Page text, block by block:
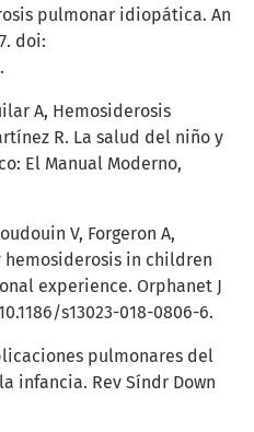
pulmonar idiopática. An
doi:
A, Hemosiderosis
R. La salud del niño y
El Manual Moderno,
V, Forgeron A,
hemosiderosis in children
experience. Orphanet J
s13023-018-0806-6.
pulmonares del
infancia. Rev Síndr Down